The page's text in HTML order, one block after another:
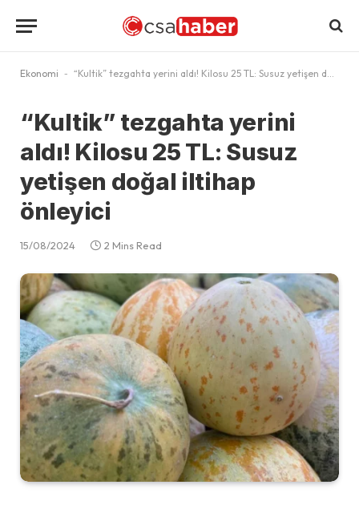
Ekonomi - “Kultik” tezgahta yerini aldı! Kilosu 25 TL: Susuz yetişen doğal iltihap önleyici
“Kultik” tezgahta yerini
aldı! Kilosu 25 TL: Susuz
yetişen doğal iltihap
önleyici
15/08/2024 2 Mins Read